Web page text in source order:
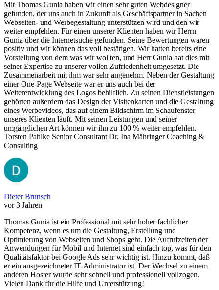
Mit Thomas Gunia haben wir einen sehr guten Webdesigner
gefunden, der uns auch in Zukunft als Geschäftspartner in Sachen
Webseiten- und Werbegestaltung unterstützen wird und den wir
weiter empfehlen. Für einen unserer Klienten haben wir Herrn
Gunia über die Internetsuche gefunden. Seine Bewertungen waren
positiv und wir können das voll bestätigen. Wir hatten bereits eine
Vorstellung von dem was wir wollten, und Herr Gunia hat dies mit
seiner Expertise zu unserer vollen Zufriedenheit umgesetzt. Die
Zusammenarbeit mit ihm war sehr angenehm. Neben der Gestaltung
einer One-Page Webseite war er uns auch bei der
Weiterentwicklung des Logos behilflich. Zu seinen Dienstleistungen
gehörten außerdem das Design der Visitenkarten und die Gestaltung
eines Werbevideos, das auf einem Bildschirm im Schaufenster
unseres Klienten läuft. Mit seinen Leistungen und seiner
umgänglichen Art können wir ihn zu 100 % weiter empfehlen.
Torsten Pahlke Senior Consultant Dr. Ina Mähringer Coaching &
Consulting
Dieter Brunsch
vor 3 Jahren
Thomas Gunia ist ein Professional mit sehr hoher fachlicher
Kompetenz, wenn es um die Gestaltung, Erstellung und
Optimierung von Webseiten und Shops geht. Die Aufrufzeiten der
Anwendungen für Mobil und Internet sind einfach top, was für den
Qualitätsfaktor bei Google Ads sehr wichtig ist. Hinzu kommt, daß
er ein ausgezeichneter IT-Administrator ist. Der Wechsel zu einem
anderen Hoster wurde sehr schnell und professionell vollzogen.
Vielen Dank für die Hilfe und Unterstützung!